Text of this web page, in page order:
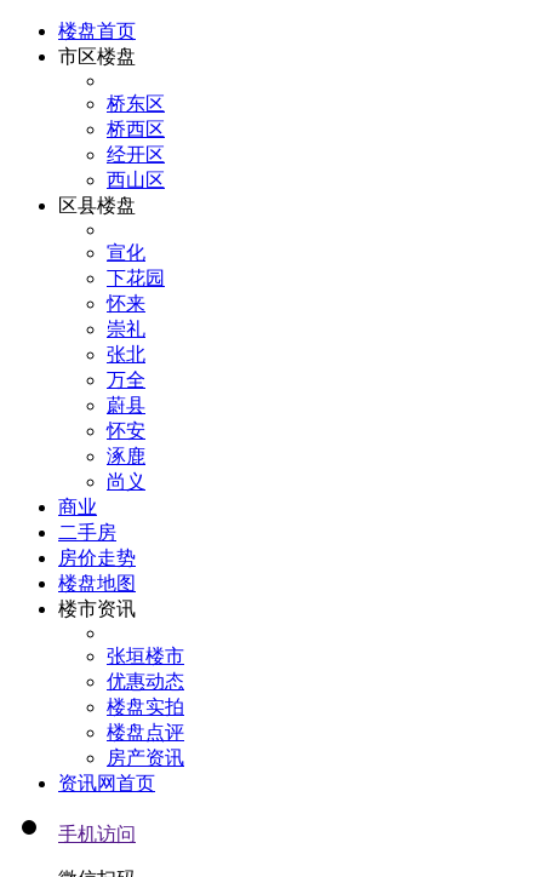
楼盘首页
市区楼盘
桥东区
桥西区
经开区
西山区
区县楼盘
宣化
下花园
怀来
崇礼
张北
万全
蔚县
怀安
涿鹿
尚义
商业
二手房
房价走势
楼盘地图
楼市资讯
张垣楼市
优惠动态
楼盘实拍
楼盘点评
房产资讯
资讯网首页
手机访问